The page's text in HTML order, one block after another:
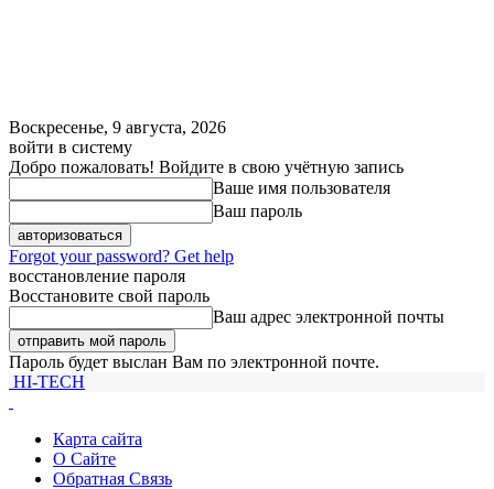
Воскресенье, 9 августа, 2026
войти в систему
Добро пожаловать! Войдите в свою учётную запись
Ваше имя пользователя
Ваш пароль
Forgot your password? Get help
восстановление пароля
Восстановите свой пароль
Ваш адрес электронной почты
Пароль будет выслан Вам по электронной почте.
HI-TECH
Карта сайта
О Сайте
Обратная Связь